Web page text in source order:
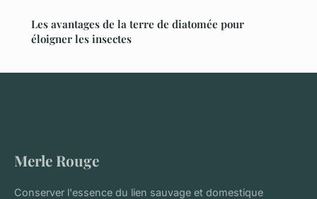
Les avantages de la terre de diatomée pour
éloigner les insectes
Merle Rouge
Conserver l'essence du lien sauvage et domestique